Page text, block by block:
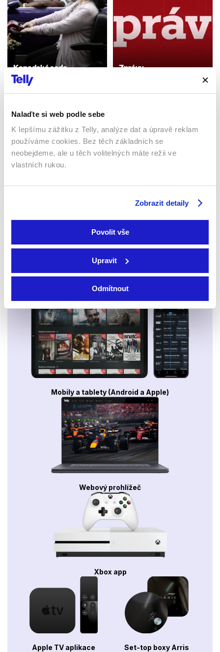
Nalaďte si web podle sebe
K lepšímu zážitku z Telly, analýze dat a úpravě reklam
používáme cookies. Bez těch základních se
neobejdeme, ale u těch volitelných máte režii ve
vlastních rukou.
Zobrazit detaily
Povolit vše
Upravit
Odmítnout
Kanadská soda
2011 | Kanada | 22 min
Pořady / Show
Zprávy
Sledujte kdekoliv až na 6 zařízeních
Sledovat internetovou televizi jde odkudkoliv
po celé EU, a to až na 6 zařízeních.
Smart TV - Android, Google, Samsung, LG, VIDAA
Mobily a tablety (Android a Apple)
Webový prohlížeč
Xbox app
Apple TV aplikace Set-top boxy Arris